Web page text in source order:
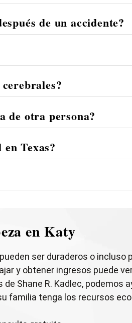
de un accidente?
de otra persona?
Texas?
en Katy
ser duraderos o incluso
y obtener ingresos puede
Shane R. Kadlec, podemos
familia tenga los recursos